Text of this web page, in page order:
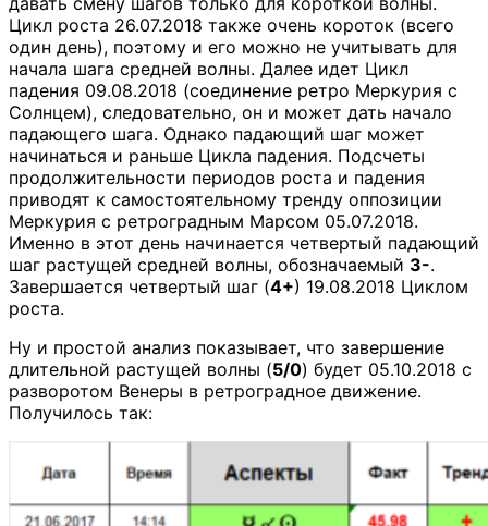
Цикл роста 26.07.2018 также очень короток (всего
один день), поэтому и его можно не учитывать для
начала шага средней волны. Далее идет Цикл
падения 09.08.2018 (соединение ретро Меркурия с
Солнцем), следовательно, он и может дать начало
падающего шага. Однако падающий шаг может
начинаться и раньше Цикла падения. Подсчеты
продолжительности периодов роста и падения
приводят к самостоятельному тренду оппозиции
Меркурия с ретроградным Марсом 05.07.2018.
Именно в этот день начинается четвертый падающий
шаг растущей средней волны, обозначаемый 3-.
Завершается четвертый шаг (4+) 19.08.2018 Циклом
роста.
Ну и простой анализ показывает, что завершение
длительной растущей волны (5/0) будет 05.10.2018 с
разворотом Венеры в ретроградное движение.
Получилось так: